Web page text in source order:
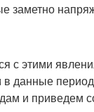
заметно
с этими
в данные
и приведем